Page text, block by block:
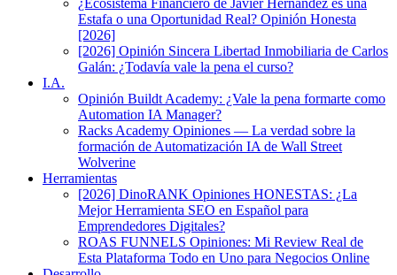
¿Ecosistema Financiero de Javier Hernández es una
Estafa o una Oportunidad Real? Opinión Honesta
[2026]
[2026] Opinión Sincera Libertad Inmobiliaria de Carlos
Galán: ¿Todavía vale la pena el curso?
I.A.
Opinión Buildt Academy: ¿Vale la pena formarte como
Automation IA Manager?
Racks Academy Opiniones — La verdad sobre la
formación de Automatización IA de Wall Street
Wolverine
Herramientas
[2026] DinoRANK Opiniones HONESTAS: ¿La
Mejor Herramienta SEO en Español para
Emprendedores Digitales?
ROAS FUNNELS Opiniones: Mi Review Real de
Esta Plataforma Todo en Uno para Negocios Online